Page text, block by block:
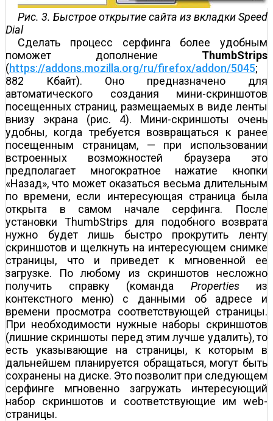
Рис. 3. Быстрое открытие сайта из вкладки Speed
Dial
Сделать процесс серфинга более удобным
поможет дополнение ThumbStrips
(https://addons.mozilla.org/ru/firefox/addon/5045;
882 Кбайт). Оно предназначено для
автоматического создания мини-скриншотов
посещенных страниц, размещаемых в виде ленты
внизу экрана (рис. 4). Мини-скриншоты очень
удобны, когда требуется возвращаться к ранее
посещенным страницам, — при использовании
встроенных возможностей браузера это
предполагает многократное нажатие кнопки
«Назад», что может оказаться весьма длительным
по времени, если интересующая страница была
открыта в самом начале серфинга. После
установки ThumbStrips для подобного возврата
нужно будет лишь быстро прокрутить ленту
скриншотов и щелкнуть на интересующем снимке
страницы, что и приведет к мгновенной ее
загрузке. По любому из скриншотов несложно
получить справку (команда Propertiesиз
контекстного меню) с данными об адресе и
времени просмотра соответствующей страницы.
При необходимости нужные наборы скриншотов
(лишние скриншоты перед этим лучше удалить), то
есть указывающие на страницы, к которым в
дальнейшем планируется обращаться, могут быть
сохранены на диске. Это позволит при следующем
серфинге мгновенно загружать интересующий
набор скриншотов и соответствующие им web-
страницы.